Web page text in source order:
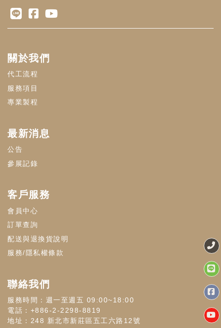
關於我們
代工流程
服務項目
專業製程
最新消息
公告
參展記錄
客戶服務
會員中心
訂單查詢
配送與退換貨說明
服務/隱私權條款
聯絡我們
服務時間：週一至週五 09:00~18:00
電話：+886-2-2298-8819
地址：248 新北市新莊區五工六路12號